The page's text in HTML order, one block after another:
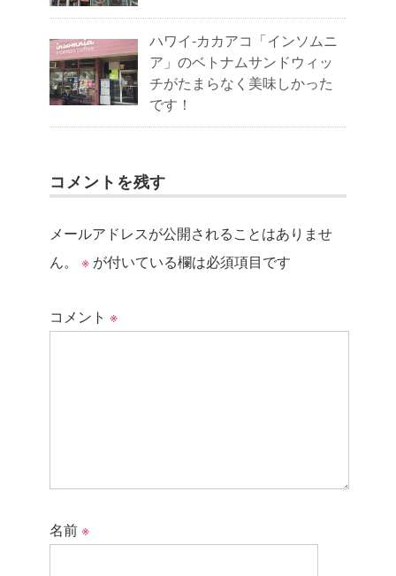
ハワイ-カカアコ「インソムニ
ア」のベトナムサンドウィッ
チがたまらなく美味しかった
です！
コメントを残す
メールアドレスが公開されることはありませ
ん。
※ が付いている欄は必須項目です
コメント ※
名前※